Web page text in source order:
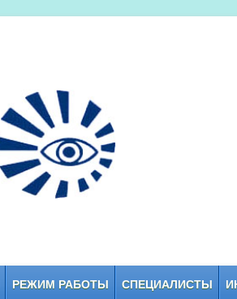
РЕЖИМ РАБОТЫ СПЕЦИАЛИСТЫ